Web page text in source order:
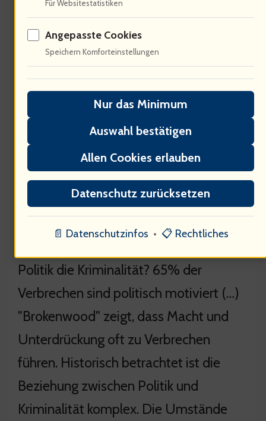
Politische Dimensionen der
Kriminalität
Politik die Kriminalität? 65% der
Verbrechen sind politisch motiviert (…)
"Brokenwood" zeigt, dass Macht und
Unterdrückung oft zu Verbrechen
führen. Historisch betrachtet ist die
Beziehung zwischen Politik und
Kriminalität komplex. Die Umstände
Für Websitestatistiken
Angepasste Cookies
Speichern Komforteinstellungen
Nur das Minimum
Auswahl bestätigen
Allen Cookies erlauben
Datenschutz zurücksetzen
📄 Datenschutzinfos • 📋 Rechtliches